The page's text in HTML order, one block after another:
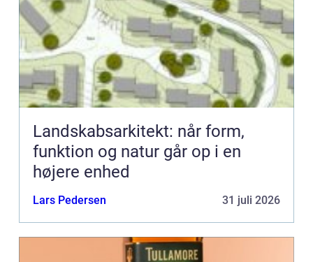
Landskabsarkitekt: når form,
funktion og natur går op i en
højere enhed
Lars Pedersen 31 juli 2026